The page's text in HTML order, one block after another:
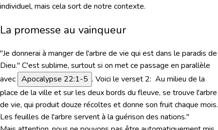
individuel, mais cela sort de notre contexte.
La promesse au vainqueur
"Je donnerai à manger de l'arbre de vie qui est dans le paradis de
Dieu." C'est sublime, surtout si on met ce passage en parallèle
avec Apocalypse 22:1-5 . Voici le verset 2: Au milieu de la
place de la ville et sur les deux bords du fleuve, se trouve l'arbre
de vie, qui produit douze récoltes et donne son fruit chaque mois.
Les feuilles de l'arbre servent à la guérison des nations."